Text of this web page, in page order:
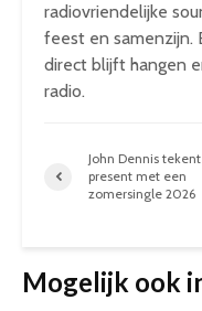
radiovriendelijke
feest en samenzijn.
direct blijft hangen
radio.
John Dennis
present met een
zomersingle 2026
Mogelijk ook